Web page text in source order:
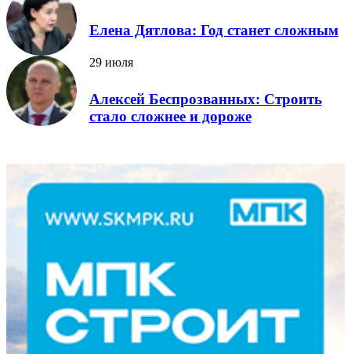
Елена Дятлова: Год станет сложным
29 июля
Алексей Беспрозванных: Строить
стало сложнее и дороже